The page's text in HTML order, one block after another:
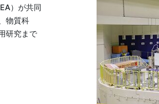
）が共同
物質科
研究まで